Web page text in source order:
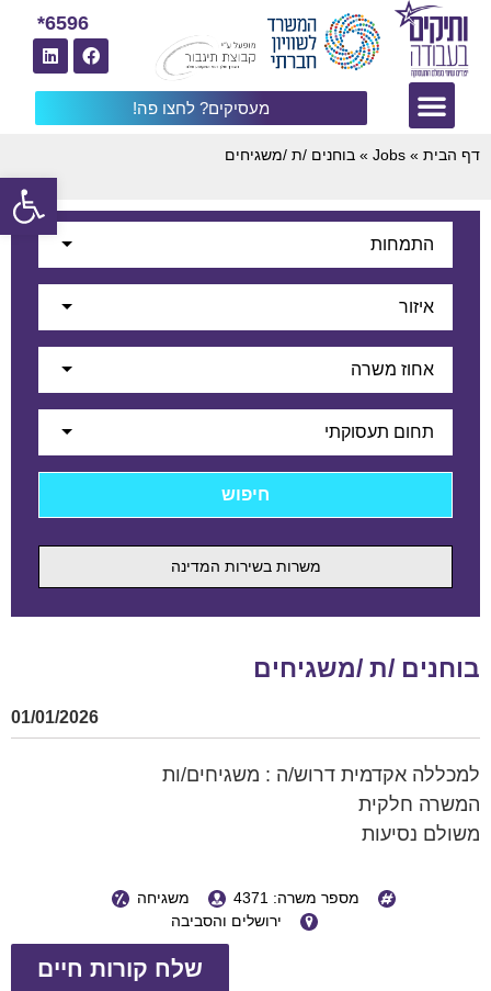
מעסיקים? לחצו פה!
6596*
דף הבית »
Jobs
» בוחנים /ת /משגיחים
התמחות
איזור
אחוז משרה
תחום תעסוקתי
משרות בשירות המדינה
בוחנים /ת /משגיחים
01/01/2026
למכללה אקדמית דרוש/ה : משגיחים/ות
המשרה חלקית
משולם נסיעות
מספר משרה: 4371
משגיחה
ירושלים והסביבה
שלח קורות חיים